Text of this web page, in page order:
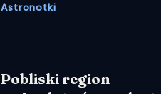
Astronotki
Pobliski region